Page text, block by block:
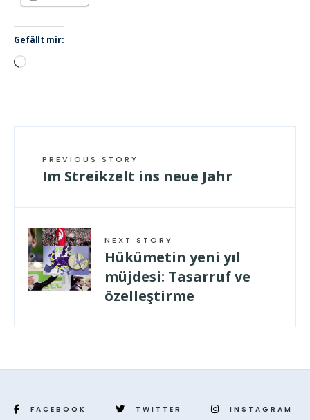
Gefällt mir:
Wird
PREVIOUS STORY
Im Streikzelt ins neue Jahr
NEXT STORY
Hükümetin yeni yıl
müjdesi: Tasarruf ve
özelleştirme
FACEBOOK TWITTER INSTAGRAM